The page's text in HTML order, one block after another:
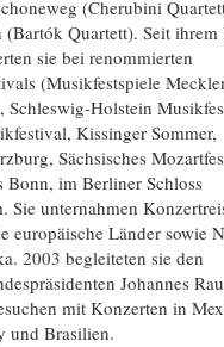
(Cherubini
(Bartók Quartett). Seit ihrem
sie bei renommierten
(Musikfestspiele
Schleswig-Holstein
Kissinger Sommer,
Sächsisches
Bonn, im Berliner Schloss
Sie unternahmen
europäische Länder sowie
2003 begleiteten sie den
Johannes
mit Konzerten in
und Brasilien.